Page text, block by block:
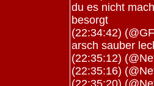
du es nicht
besorgt
(22:34:42)
arsch sauber
(22:35:12)
(22:35:16)
(22:35:20)